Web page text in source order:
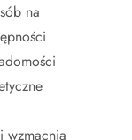
na
wzmacnia